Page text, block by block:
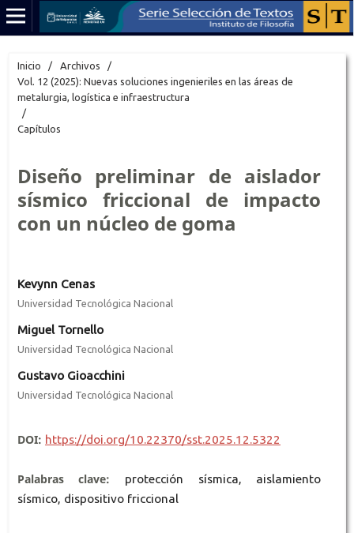
Inicio / Archivos
/
Vol. 12 (2025): Nuevas soluciones ingenieriles en las áreas de
metalurgia, logística e infraestructura
/
Capítulos
Diseño preliminar de aislador
sísmico friccional de impacto
con un núcleo de goma
Kevynn Cenas
Universidad Tecnológica Nacional
Miguel Tornello
Universidad Tecnológica Nacional
Gustavo Gioacchini
Universidad Tecnológica Nacional
DOI: https://doi.org/10.22370/sst.2025.12.5322
Palabras clave:
protección sísmica, aislamiento
sísmico, dispositivo friccional